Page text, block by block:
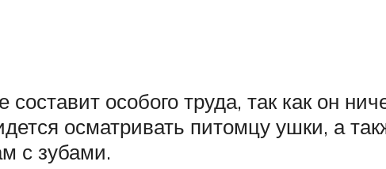
особого труда, так как он
осматривать питомцу ушки, а
с зубами.